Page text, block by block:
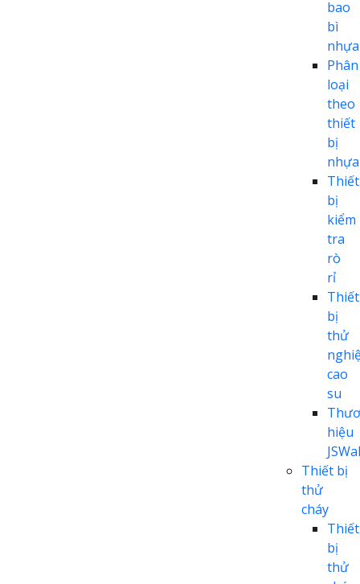
bao
bì
nhựa
Phân
loại
theo
thiết
bị
nhựa
Thiết
bị
kiểm
tra
rò
rỉ
Thiết
bị
thử
cao
su
hiệu
Thiết bị
thử
cháy
Thiết
bị
thử